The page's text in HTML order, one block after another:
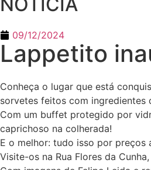
NOTÍCIA
09/12/2024
Lappetito
Conheça o lugar que está
sorvetes feitos com ingredientes
Com um buffet protegido por
caprichoso na colherada!
E o melhor: tudo isso por preços
Visite-os na Rua Flores da